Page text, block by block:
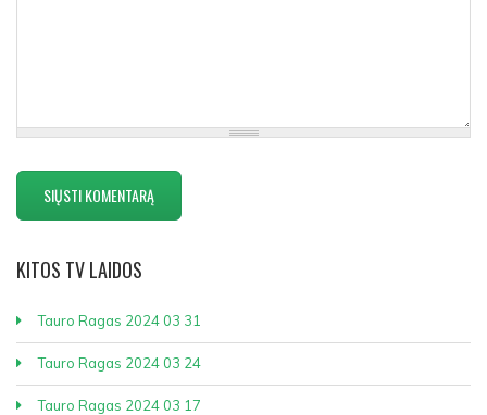
KITOS TV LAIDOS
Tauro Ragas 2024 03 31
Tauro Ragas 2024 03 24
Tauro Ragas 2024 03 17